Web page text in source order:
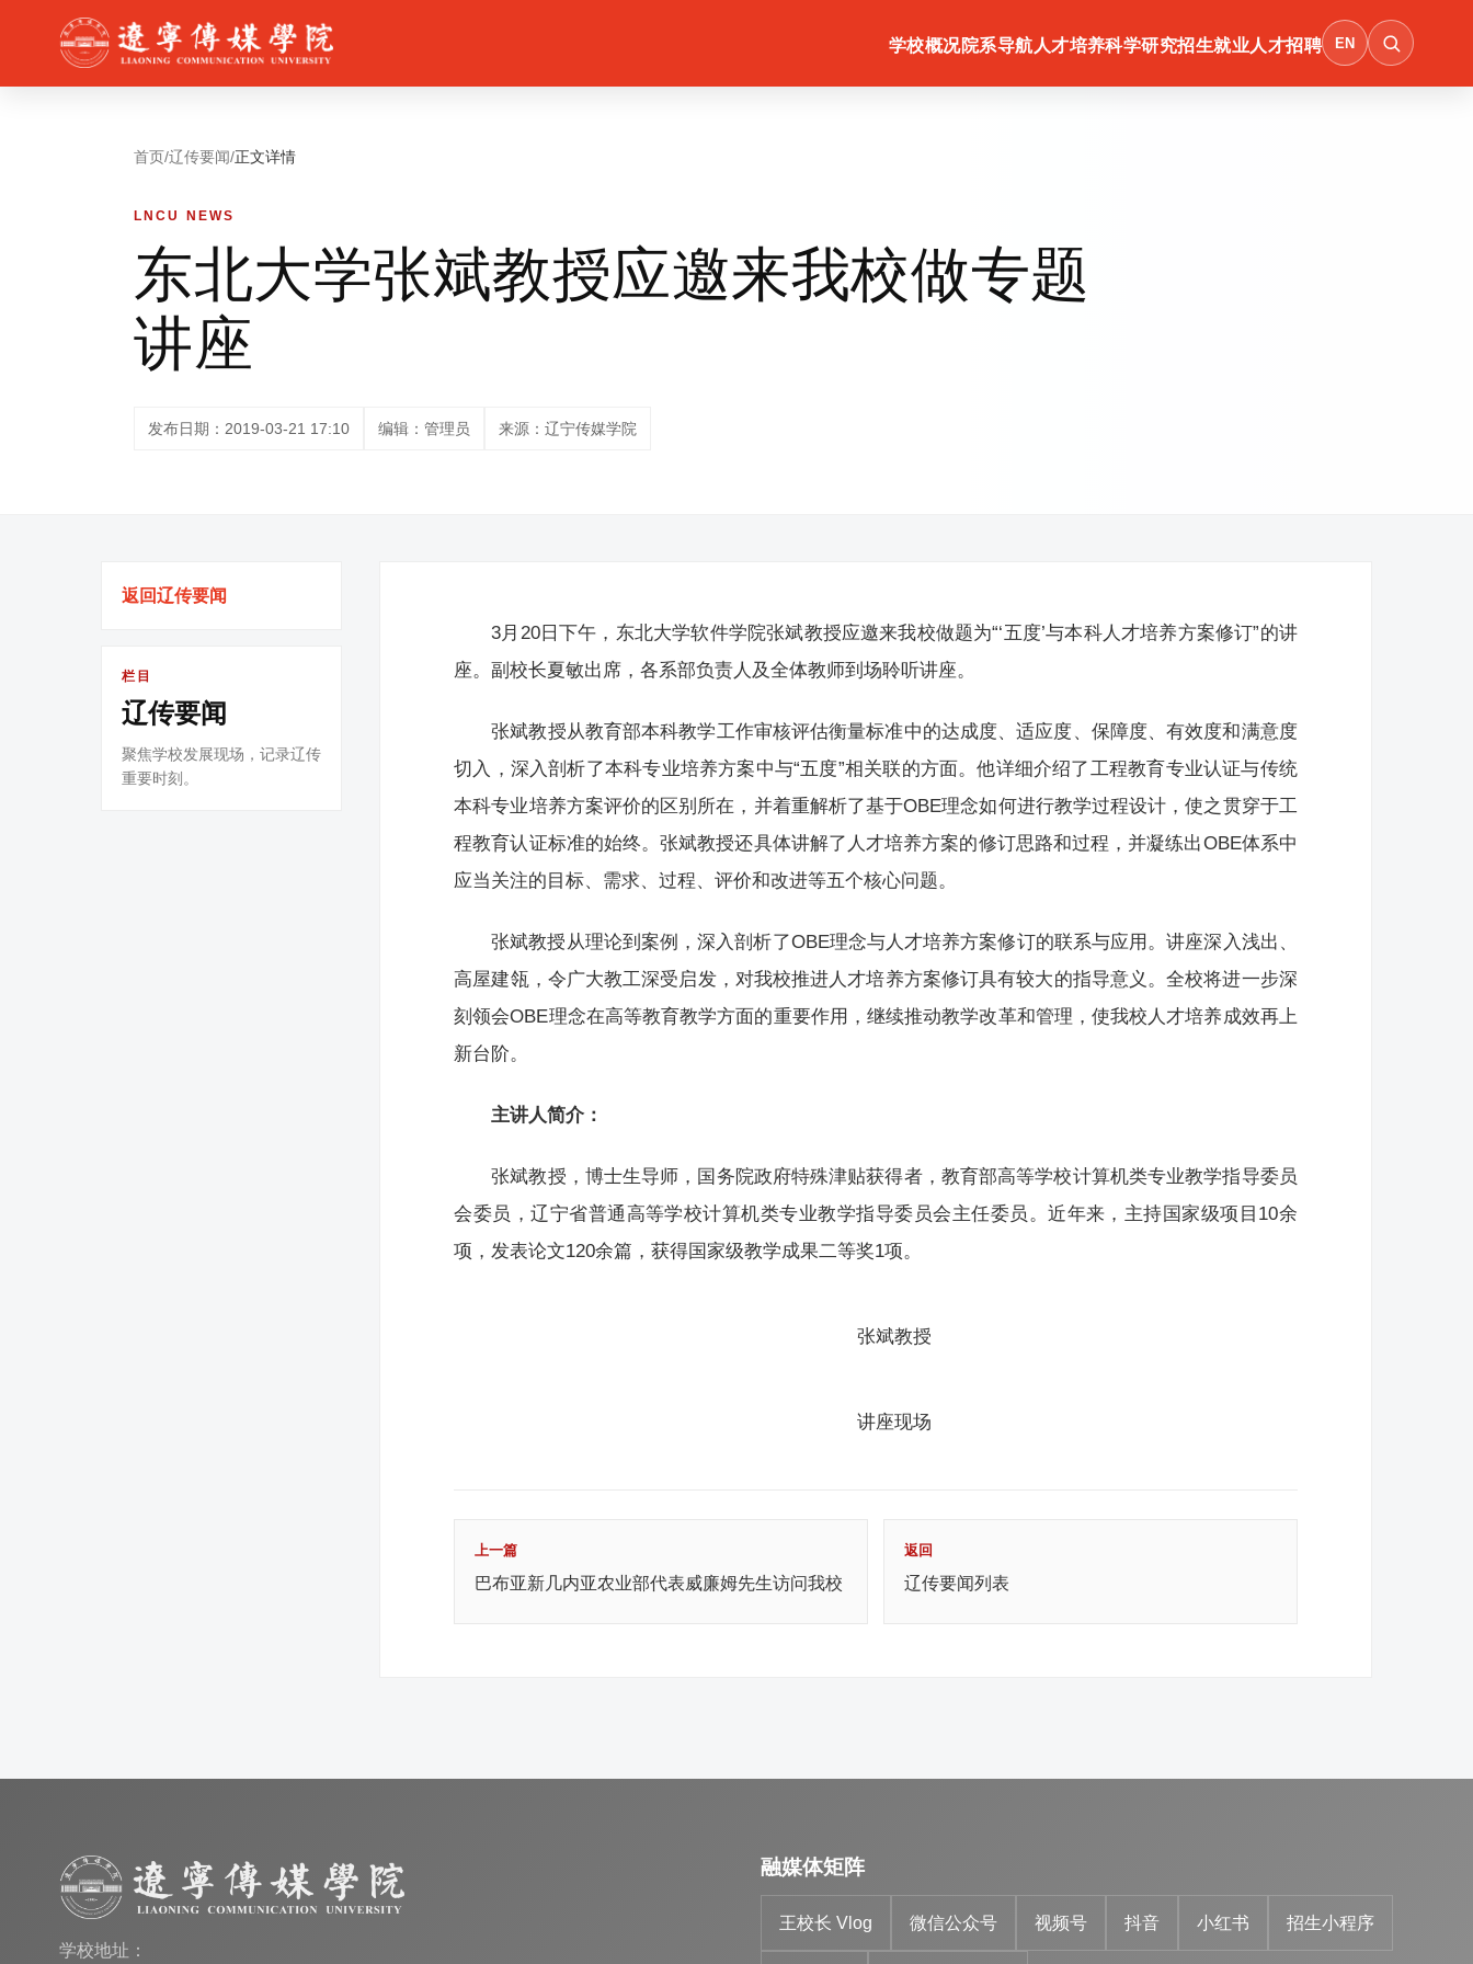
学校概况院系导航 人才培养科学研究招生就业人才招聘 EN
首页/辽传要闻/正文详情
LNCU NEWS
东北大学张斌教授应邀来我校做专题
讲座
发布日期：2019-03-21 17:10 编辑：管理员 来源：辽宁传媒学院
返回辽传要闻
栏目
辽传要闻
聚焦学校发展现场，记录辽传
重要时刻。
3月20日下午，东北大学软件学院张斌教授应邀来我校做题为“‘五度’与本科人才培养方案修订”的讲
座。副校长夏敏出席，各系部负责人及全体教师到场聆听讲座。
张斌教授从教育部本科教学工作审核评估衡量标准中的达成度、适应度、保障度、有效度和满意度
切入，深入剖析了本科专业培养方案中与“五度”相关联的方面。他详细介绍了工程教育专业认证与传统
本科专业培养方案评价的区别所在，并着重解析了基于OBE理念如何进行教学过程设计，使之贯穿于工
程教育认证标准的始终。张斌教授还具体讲解了人才培养方案的修订思路和过程，并凝练出OBE体系中
应当关注的目标、需求、过程、评价和改进等五个核心问题。
张斌教授从理论到案例，深入剖析了OBE理念与人才培养方案修订的联系与应用。讲座深入浅出、
高屋建瓴，令广大教工深受启发，对我校推进人才培养方案修订具有较大的指导意义。全校将进一步深
刻领会OBE理念在高等教育教学方面的重要作用，继续推动教学改革和管理，使我校人才培养成效再上
新台阶。
主讲人简介：
张斌教授，博士生导师，国务院政府特殊津贴获得者，教育部高等学校计算机类专业教学指导委员
会委员，辽宁省普通高等学校计算机类专业教学指导委员会主任委员。近年来，主持国家级项目10余
项，发表论文120余篇，获得国家级教学成果二等奖1项。
张斌教授
讲座现场
上一篇
巴布亚新几内亚农业部代表威廉姆先生访问我校
返回
辽传要闻列表
学校地址：
融媒体矩阵
王校长 Vlog 微信公众号 视频号 抖音 小红书 招生小程序